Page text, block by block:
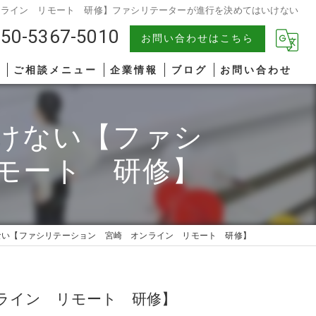
イン リモート 研修】ファシリテーターが進行を決めてはいけない
5367-5010 お問い合わせはこちら
ご相談メニュー
中小企業
AIコンサルティング
管理職研修
ファシリテーション
オンライン研修
企業情報
著書一覧
ブログ お問い合わせ
ない【ファシ
ート 研修】
い【ファシリテーション 宮崎 オンライン リモート 研修】
イン リモート 研修】